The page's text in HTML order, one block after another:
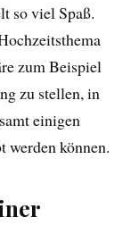
so viel Spaß.
zum Beispiel
zu stellen, in
einigen
werden können.